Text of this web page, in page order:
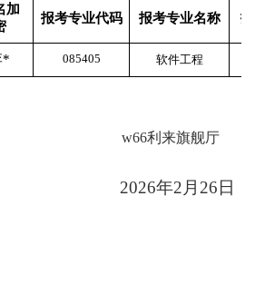
加
报考专业代码 报考专业名称
* 085405 软件工程
w66利来旗舰厅
2026年2 月 26 日